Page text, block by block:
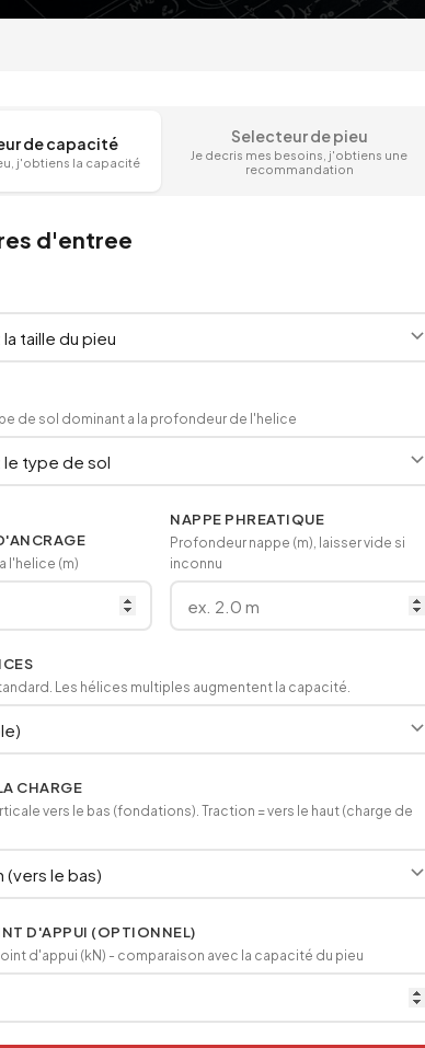
de capacité
j'obtiens la capacité
Selecteur de pieu
Je decris mes besoins, j'obtiens une
recommandation
d'entree
de sol dominant a la profondeur de l'helice
l'helice (m)
NAPPE PHREATIQUE
Profondeur nappe (m), laisser vide si
inconnu
Les hélices multiples augmentent la capacité.
CHARGE
vers le bas (fondations). Traction = vers le haut (charge de
D'APPUI (OPTIONNEL)
d'appui (kN) - comparaison avec la capacité du pieu